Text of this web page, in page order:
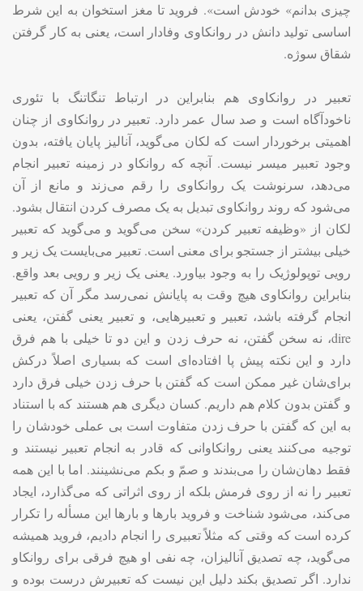
چیزی بدانم» خودش است». فروید تا مغز استخوان به این شرط
اساسی تولید دانش در روانکاوی وفادار است، یعنی به کار گرفتن
شقاق سوژه.
تعبیر در روانکاوی هم بنابراین در ارتباط تنگاتنگ با تئوری
ناخودآگاه است و صد سال عمر دارد. تعبیر در روانکاوی از چنان
اهمیتی برخوردار است که لکان می‌گوید، آنالیز پایان یافته، بدون
وجود تعبیر میسر نیست. آنچه که روانکاو در زمینه تعبیر انجام
می‌دهد، سرنوشت یک روانکاوی را رقم می‌زند و مانع از آن
می‌شود که روند روانکاوی تبدیل به یک مصرف کردن انتقال بشود.
لکان از «وظیفه تعبیر کردن» سخن می‌گوید و می‌گوید که تعبیر
خیلی بیشتر از جستجو برای معنی است. تعبیر می‌بایست یک زیر و
رویی توپولوژیک را به وجود بیاورد. یعنی یک زیر و رویی بعد واقع.
بنابراین روانکاوی هیچ وقت به پایانش نمی‌رسد مگر آن که تعبیر
انجام گرفته باشد، تعبیر و تعبیرهایی، و تعبیر یعنی گفتن، یعنی
dire، نه سخن گفتن، نه حرف زدن و این دو تا خیلی با هم فرق
دارد و این نکته پیش پا افتاده‌ای است که بسیاری اصلاً درکش
برای‌شان غیر ممکن است که گفتن با حرف زدن خیلی فرق دارد
و گفتن بدون کلام هم داریم. کسان دیگری هم هستند که با استناد
به این که گفتن با حرف زدن متفاوت است بی عملی خودشان را
توجیه می‌کنند یعنی روانکاوانی که قادر به انجام تعبیر نیستند و
فقط دهان‌شان را می‌بندند و صمّ و بکم می‌نشینند. اما با این همه
تعبیر را نه از روی فرمش بلکه از روی اثراتی که می‌گذارد، ایجاد
می‌کند، می‌شود شناخت و فروید بارها و بارها این مسأله را تکرار
کرده است که وقتی که مثلاً تعبیری را انجام دادیم، فروید همیشه
می‌گوید، چه تصدیق آنالیزان، چه نفی او هیچ فرقی برای روانکاو
ندارد. اگر تصدیق بکند دلیل این نیست که تعبیرش درست بوده و